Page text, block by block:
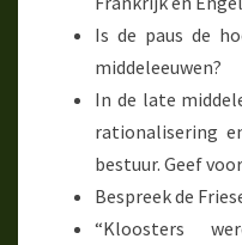
Is de paus de
middeleeuwen?
In de late
rationalisering
bestuur. Geef
Bespreek de
“Kloosters